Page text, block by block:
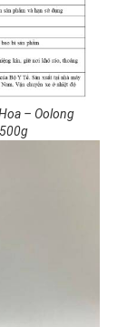
– Oolong